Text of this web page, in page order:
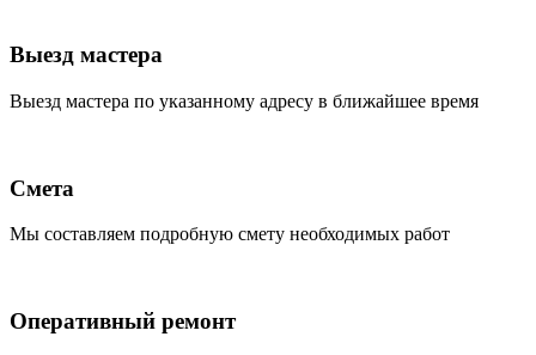
Выезд мастера
Выезд мастера по указанному адресу в ближайшее время
Смета
Мы составляем подробную смету необходимых работ
Оперативный ремонт